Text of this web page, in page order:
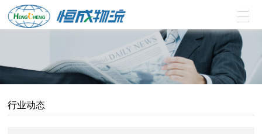
行业动态